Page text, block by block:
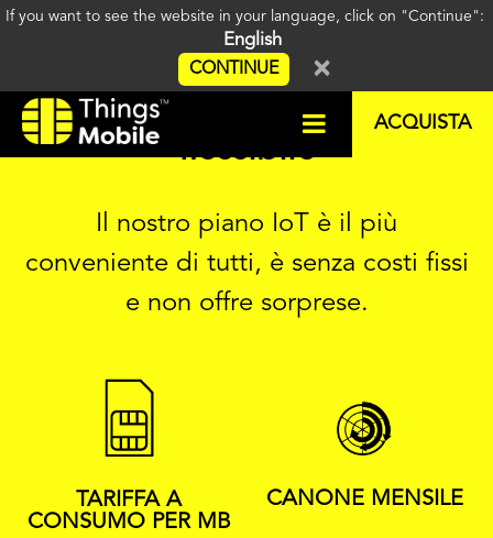
If you want to see the website in your language, click on "Continue":
English
CONTINUE ×
ACQUISTA
Un piano IoT intuitivo e
flessibile
Il nostro piano IoT è il più
conveniente di tutti, è senza costi fissi
e non offre sorprese.
TARIFFA A
CONSUMO PER MB
CANONE MENSILE